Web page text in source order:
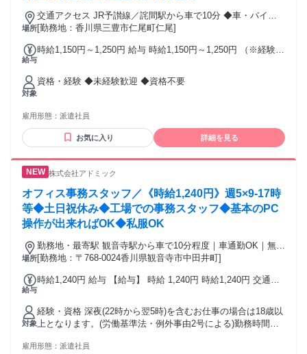
場所
交通アクセス JR予讃線／詫間駅から車で10分 ◆車・バイ
ク・自転車通勤OK
[勤務地：香川県三豊市仁尾町仁尾]
給与
時給1,150円～1,250円 給与 時給1,150円～1,250円 （※経験お
円～1,250円×8h×21日)
対象
資格・経験 ◆未経験歓迎 ◆資格不要
雇用形態： 派遣社員
お気に入り 詳細を見る
株式会社アドミック
オフィス事務スタッフ／《時給1,240円》週5×9-17時
等◆土日祝休み◆工場での事務スタッフ◆基本のPC
操作が出来ればOK◆私服OK
場所
勤務地・最寄駅 観音寺駅から車で10分程度｜車通勤OK｜無料
駐車場完備
[勤務地：〒768-0024香川県観音寺市中田井町]
給与
時給1,240円 給与 【給与】 時給 1,240円 時給1,240円 交通費
対象
経験・資格 深夜(22時から翌5時)を含むお仕事の場合は18歳以
上となります。(労働基準法・例外事由2号による)勤務時間を
雇用形態： 派遣社員